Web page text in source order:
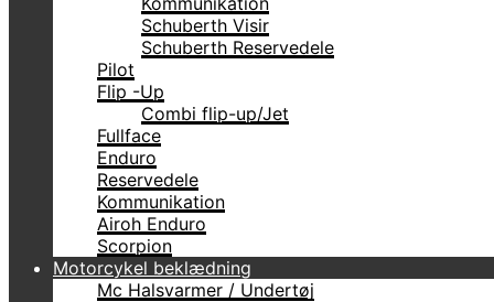
Schuberth Visir
Schuberth Reservedele
Pilot
Flip -Up
Combi flip-up/Jet
Fullface
Enduro
Reservedele
Kommunikation
Airoh Enduro
Scorpion
Motorcykel beklædning
Mc Halsvarmer / Undertøj